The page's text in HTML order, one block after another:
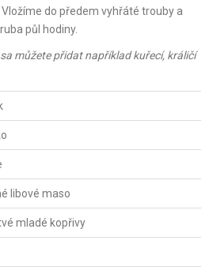
do předem vyhřáté trouby a
půl hodiny.
můžete přidat například kuřecí, králičí
libové maso
mladé kopřivy